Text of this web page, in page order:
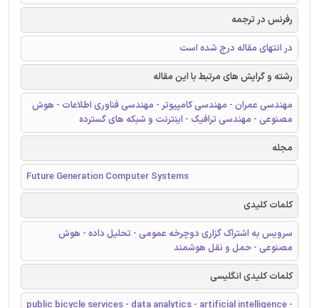
رفرنس در ترجمه
در انتهای مقاله درج شده است
رشته و گرایش های مرتبط با این مقاله
مهندسی عمران - مهندسی کامپیوتر - مهندسی فناوری اطلاعات - هوش
مصنوعی - مهندسی ترافیک - اینترنت و شبکه های گسترده
مجله
Future Generation Computer Systems
کلمات کلیدی
سرویس به اشتراک گزاری دوچرخه عمومی - تحلیل داده - هوش
مصنوعی - حمل و نقل هوشمند
کلمات کلیدی انگلیسی
public bicycle services - data analytics - artificial intelligence -